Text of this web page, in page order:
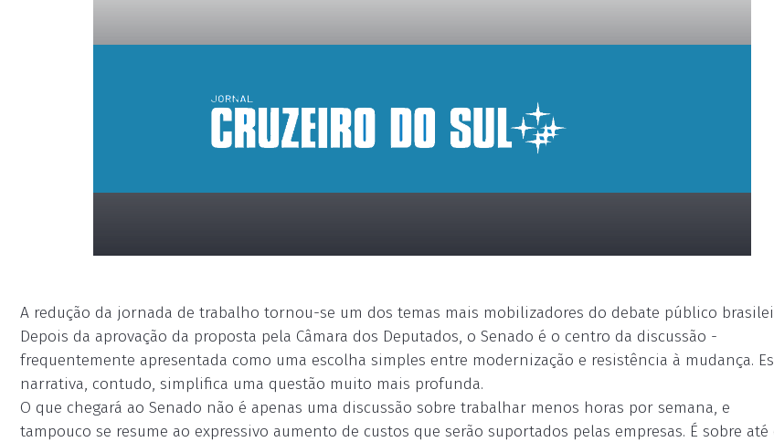
placeholder
A redução da jornada de trabalho tornou-se um dos temas mais mobilizadores do debate público
Depois da aprovação da proposta pela Câmara dos Deputados, o Senado é o centro da discussão -
frequentemente apresentada como uma escolha simples entre modernização e resistência à mudança.
narrativa, contudo, simplifica uma questão muito mais profunda.
O que chegará ao Senado não é apenas uma discussão sobre trabalhar menos horas por semana, e
tampouco se resume ao expressivo aumento de custos que serão suportados pelas empresas. É sobre até